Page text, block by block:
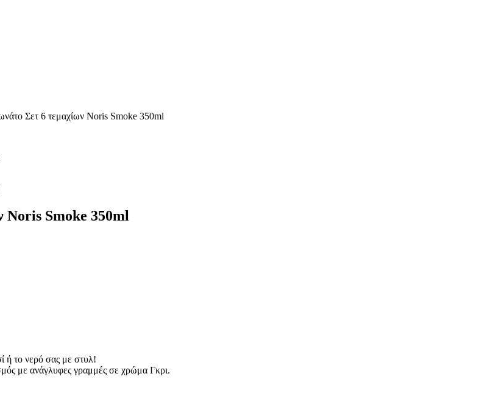
Σετ 6 τεμαχίων Noris Smoke 350ml
Noris Smoke 350ml
ή το νερό σας με στυλ!
με ανάγλυφες γραμμές σε χρώμα Γκρι.